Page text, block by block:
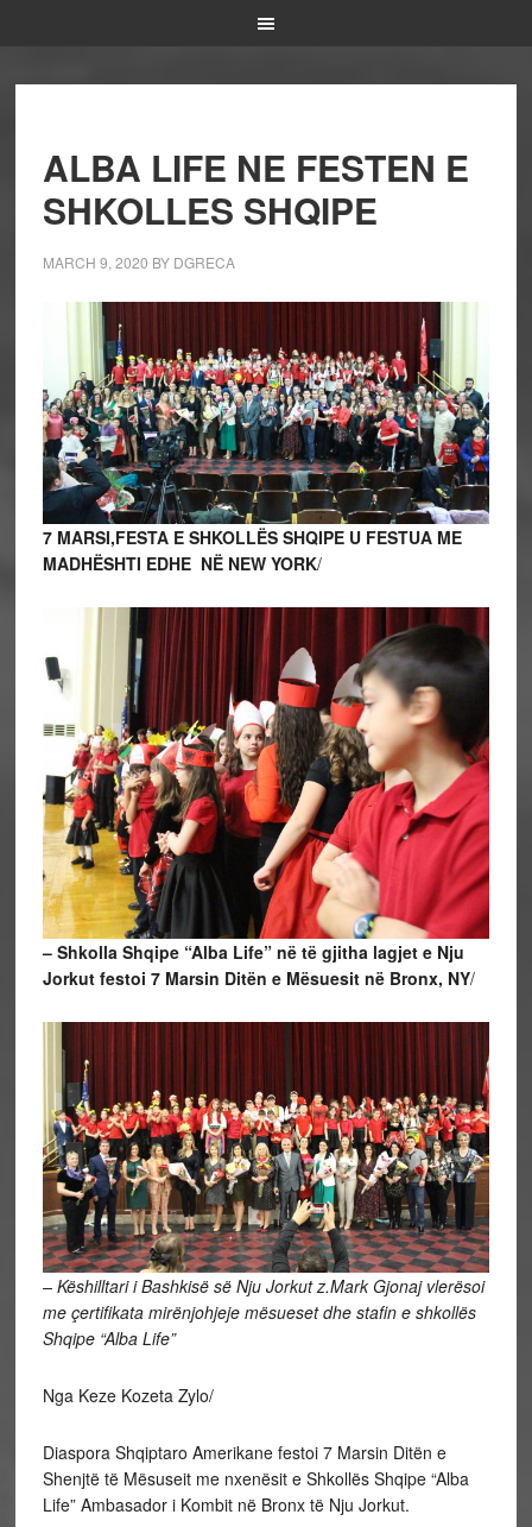
ALBA LIFE NE FESTEN E
SHKOLLES SHQIPE
MARCH 9, 2020 BY DGRECA
7 MARSI,FESTA E SHKOLLËS SHQIPE U FESTUA ME
MADHËSHTI EDHE NË NEW YORK/
– Shkolla Shqipe “Alba Life” në të gjitha lagjet e Nju
Jorkut festoi 7 Marsin Ditën e Mësuesit në Bronx, NY/
– Këshilltari i Bashkisë së Nju Jorkut z.Mark Gjonaj vlerësoi
me çertifikata mirënjohjeje mësueset dhe stafin e shkollës
Shqipe “Alba Life”
Nga Keze Kozeta Zylo/
Diaspora Shqiptaro Amerikane festoi 7 Marsin Ditën e
Shenjtë të Mësuseit me nxenësit e Shkollës Shqipe “Alba
Life” Ambasador i Kombit në Bronx të Nju Jorkut.